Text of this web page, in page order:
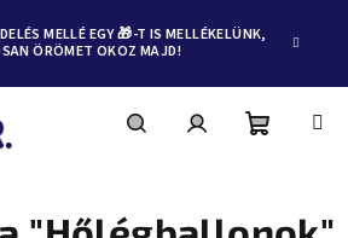
MELLÉ EGY 🎁-T IS MELLÉKELÜNK,
ÖRÖMET OKOZ MAJD!